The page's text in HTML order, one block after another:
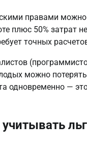
правами
плюс 50% затрат
точных
можно
одновременно —